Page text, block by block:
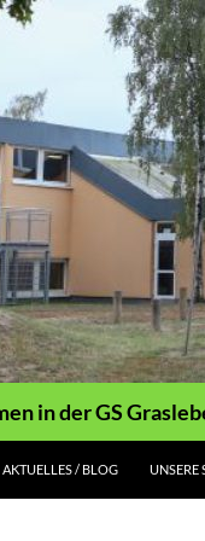
in der GS
AKTUELLES / BLOG UNSERE